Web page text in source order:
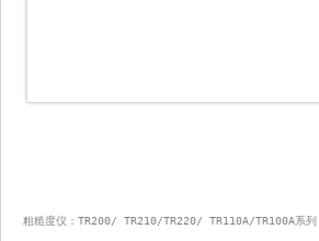
粗糙度仪：TR200/ TR210/TR220/ TR110A/TR100A系列